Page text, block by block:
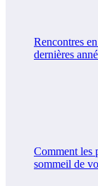
Rencontres
dernières
Comment les
sommeil de